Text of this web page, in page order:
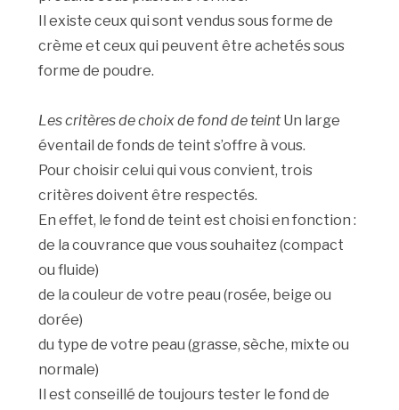
Il existe ceux qui sont vendus sous forme de
crème et ceux qui peuvent être achetés sous
forme de poudre.
Les critères de choix de fond de teintUn large
éventail de fonds de teint s’offre à vous.
Pour choisir celui qui vous convient, trois
critères doivent être respectés.
En effet, le fond de teint est choisi en fonction :
de la couvrance que vous souhaitez (compact
ou fluide)
de la couleur de votre peau (rosée, beige ou
dorée)
du type de votre peau (grasse, sèche, mixte ou
normale)
Il est conseillé de toujours tester le fond de